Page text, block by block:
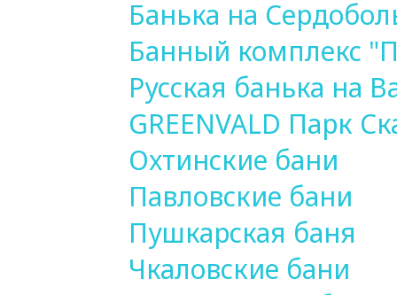
Банька на
Банный комплекс
Русская банька на
GREENVALD Парк
Охтинские бани
Павловские бани
Пушкарская баня
Чкаловские бани